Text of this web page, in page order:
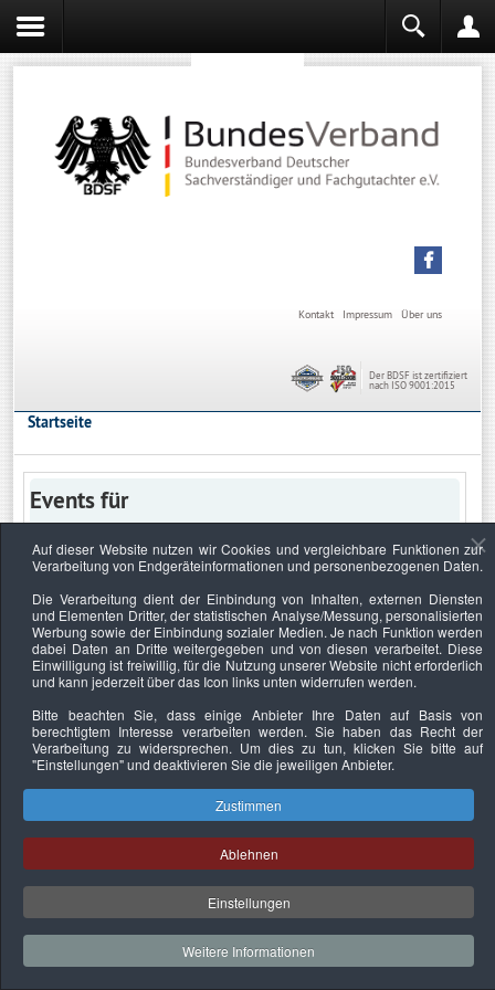
Über uns
Impressum
Kontakt
Der BDSF ist zertifiziert
nach ISO 9001:2015
Startseite
Events für
Keine Termine
Datenschutzerklärung Urheberrechtsnachweise Nachhaltigkeit
Copyright © 2026. Bundesverband Deutscher
Sachverständiger und Fachgutachter e.V..
Auf dieser Website nutzen wir Cookies und vergleichbare Funktionen zur
Verarbeitung von Endgeräteinformationen und personenbezogenen Daten.
Die Verarbeitung dient der Einbindung von Inhalten, externen Diensten
und Elementen Dritter, der statistischen Analyse/Messung, personalisierten
Werbung sowie der Einbindung sozialer Medien. Je nach Funktion werden
dabei Daten an Dritte weitergegeben und von diesen verarbeitet. Diese
Einwilligung ist freiwillig, für die Nutzung unserer Website nicht erforderlich
und kann jederzeit über das Icon links unten widerrufen werden.
Bitte beachten Sie, dass einige Anbieter Ihre Daten auf Basis von
berechtigtem Interesse verarbeiten werden. Sie haben das Recht der
Verarbeitung zu widersprechen. Um dies zu tun, klicken Sie bitte auf
"Einstellungen"und deaktivieren Sie die jeweiligen Anbieter.
Zustimmen
Ablehnen
Einstellungen
Weitere Informationen